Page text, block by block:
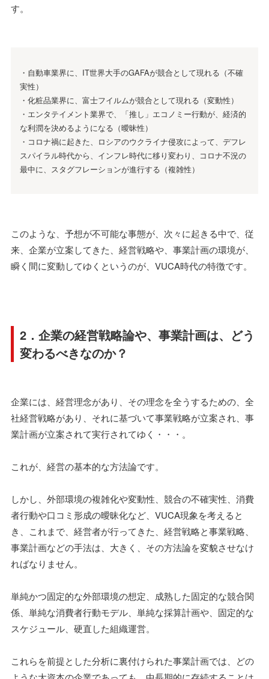
す。
・自動車業界に、IT世界大手のGAFAが競合として現れる（不確
実性）
・化粧品業界に、富士フイルムが競合として現れる（変動性）
・エンタテイメント業界で、「推し」エコノミー行動が、経済的
な利潤を決めるようになる（曖昧性）
・コロナ禍に起きた、ロシアのウクライナ侵攻によって、デフレ
スパイラル時代から、インフレ時代に移り変わり、コロナ不況の
最中に、スタグフレーションが進行する（複雑性）
このような、予想が不可能な事態が、次々に起きる中で、従
来、企業が立案してきた、経営戦略や、事業計画の環境が、
瞬く間に変動してゆくというのが、VUCA時代の特徴です。
2．企業の経営戦略論や、事業計画は、どう
変わるべきなのか？
企業には、経営理念があり、その理念を全うするための、全
社経営戦略があり、それに基づいて事業戦略が立案され、事
業計画が立案されて実行されてゆく・・・。
これが、経営の基本的な方法論です。
しかし、外部環境の複雑化や変動性、競合の不確実性、消費
者行動や口コミ形成の曖昧化など、VUCA現象を考えると
き、これまで、経営者が行ってきた、経営戦略と事業戦略、
事業計画などの手法は、大きく、その方法論を変貌させなけ
ればなりません。
単純かつ固定的な外部環境の想定、成熟した固定的な競合関
係、単純な消費者行動モデル、単純な採算計画や、固定的な
スケジュール、硬直した組織運営。
これらを前提とした分析に裏付けられた事業計画では、どの